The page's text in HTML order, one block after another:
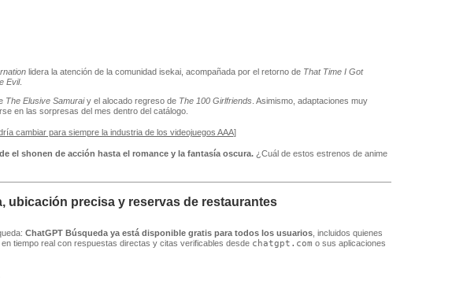
lidera la atención de la comunidad isekai, acompañada por el retorno de That Time I Got
Evil.
The Elusive Samuraiy el alocado regreso de The 100 Girlfriends . Asimismo, adaptaciones muy
en las sorpresas del mes dentro del catálogo.
cambiar para siempre la industria de los videojuegos AAA]
el shonen de acción hasta el romance y la fantasía oscura.¿Cuál de estos estrenos de anime
ubicación precisa y reservas de restaurantes
ChatGPT Búsqueda ya está disponible gratis para todos los usuarios, incluidos quienes
tiempo real con respuestas directas y citas verificables desde chatgpt.com o sus aplicaciones